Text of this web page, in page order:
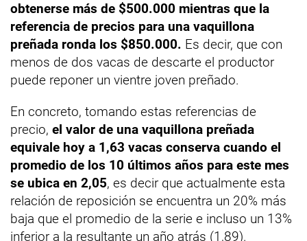
obtenerse más de $500.000 mientras que la
referencia de precios para una vaquillona
preñada ronda los $850.000. Es decir, que con
menos de dos vacas de descarte el productor
puede reponer un vientre joven preñado.
En concreto, tomando estas referencias de
precio, el valor de una vaquillona preñada
equivale hoy a 1,63 vacas conserva cuando el
promedio de los 10 últimos años para este mes
se ubica en 2,05, es decir que actualmente esta
relación de reposición se encuentra un 20% más
baja que el promedio de la serie e incluso un 13%
inferior a la resultante un año atrás (1,89).